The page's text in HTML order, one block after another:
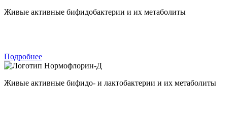
Живые активные бифидобактерии и их метаболиты
Подробнее
Нормофлорин-Д
Живые активные бифидо- и лактобактерии и их метаболиты